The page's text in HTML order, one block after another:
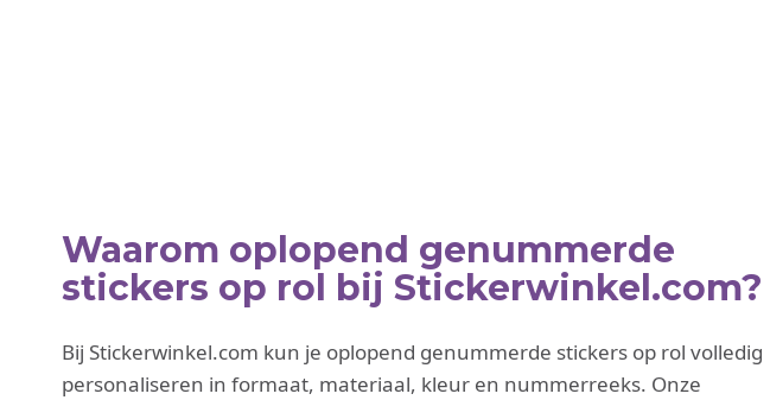
Waarom oplopend genummerde
stickers op rol bij Stickerwinkel.com?
Bij Stickerwinkel.com kun je oplopend genummerde stickers op rol volledig
personaliseren in formaat, materiaal, kleur en nummerreeks. Onze